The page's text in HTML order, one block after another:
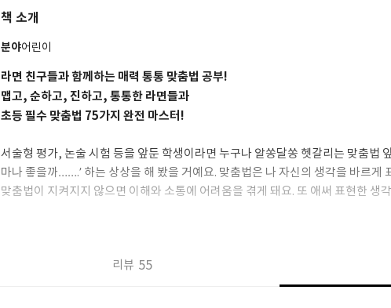
책 소개
분야어린이
라면 친구들과 함께하는 매력 통통 맞춤법 공부!
맵고, 순하고, 진하고, 통통한 라면들과
초등 필수 맞춤법 75가지 완전 마스터!
서술형 평가, 논술 시험 등을 앞둔 학생이라면 누구나 알쏭달쏭 헷갈리는 맞춤법
마나 좋을까…….’ 하는 상상을 해 봤을 거예요. 맞춤법은 나 자신의 생각을 바르게
맞춤법이 지켜지지 않으면 이해와 소통에 어려움을 겪게 돼요. 또 애써 표현한 생
알아도, 외워도, 자꾸만 헷갈리기에 평소 소홀하기 쉬워서 시험이나 평가 같은 중
「똥볶이 할멈」 시리즈에 이어 슈크림북에서 새롭게 선보이는 K-분식 캐릭터들
“내가 ○○ 천재라면?” 하는 상상을 현실로 만드는 의인화된 라면 친구들이 등장
리뷰 55